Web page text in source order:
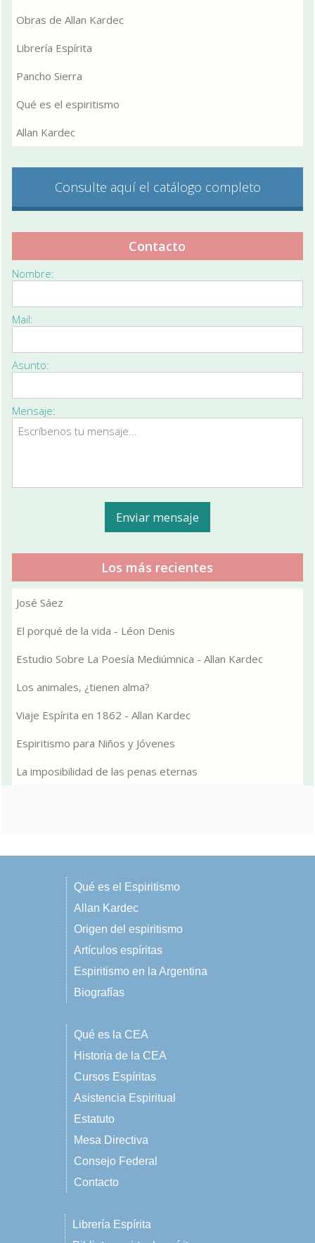
Obras de Allan Kardec
Librería Espírita
Pancho Sierra
Qué es el espiritismo
Allan Kardec
Consulte aquí el catálogo completo
Contacto
Nombre:
Mail:
Asunto:
Mensaje:
Los más recientes
José Sáez
El porqué de la vida - Léon Denis
Estudio Sobre La Poesía Mediúmnica - Allan Kardec
Los animales, ¿tienen alma?
Viaje Espírita en 1862 - Allan Kardec
Espiritismo para Niños y Jóvenes
La imposibilidad de las penas eternas
Qué es el Espiritismo
Allan Kardec
Origen del espiritismo
Artículos espíritas
Espiritismo en la Argentina
Biografías
Qué es la CEA
Historia de la CEA
Cursos Espíritas
Asistencia Espiritual
Estatuto
Mesa Directiva
Consejo Federal
Contacto
Librería Espírita